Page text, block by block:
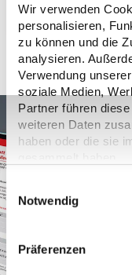
Wir verwenden
personalisieren,
zu können und die
analysieren.
Verwendung
soziale Medien,
Partner führen
weiteren Daten
haben oder die sie
von
den Kontrollverlust
Einwilligungsauswahl
Notwendig
Präferenzen